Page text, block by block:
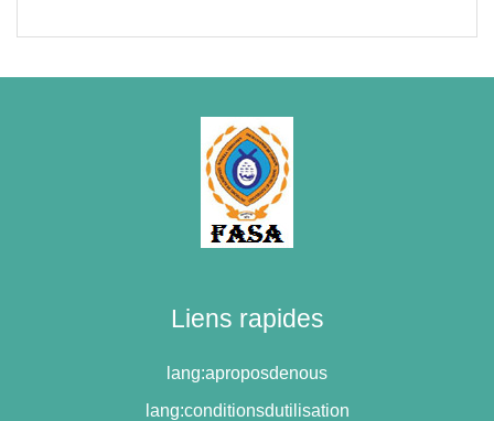
Liens rapides
lang:aproposdenous
lang:conditionsdutilisation